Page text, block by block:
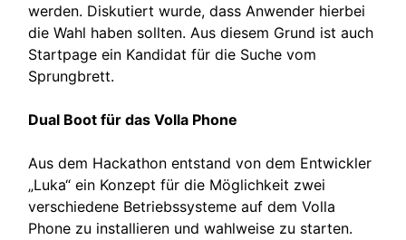
werden. Diskutiert wurde, dass Anwender hierbei
die Wahl haben sollten. Aus diesem Grund ist auch
Startpage ein Kandidat für die Suche vom
Sprungbrett.
Dual Boot für das Volla Phone
Aus dem Hackathon entstand von dem Entwickler
„Luka“ ein Konzept für die Möglichkeit zwei
verschiedene Betriebssysteme auf dem Volla
Phone zu installieren und wahlweise zu starten.